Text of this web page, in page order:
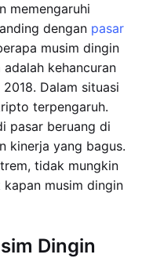
memengaruhi
dengan pasar
musim dingin
kehancuran
Dalam situasi
terpengaruh.
pasar beruang di
kinerja yang bagus.
tidak mungkin
musim dingin
Dingin